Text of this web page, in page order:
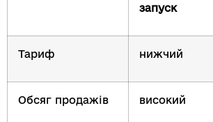
запуск
Тариф нижчий
Обсяг продажів високий